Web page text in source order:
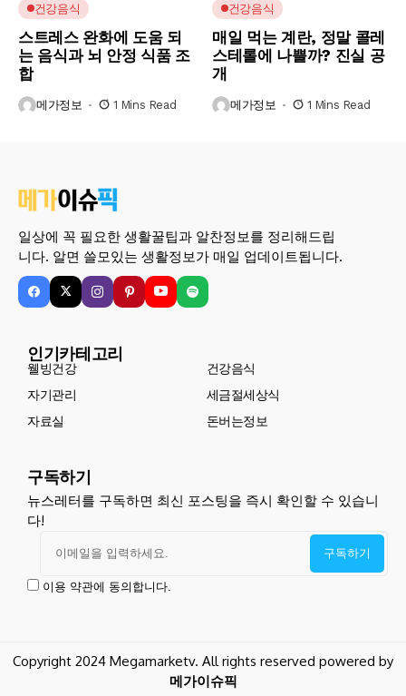
건강음식
스트레스 완화에 도움 되
는 음식과 뇌 안정 식품 조
합
메가정보 1 Mins Read
건강음식
매일 먹는 계란, 정말 콜레
스테롤에 나쁠까? 진실 공
개
메가정보 1 Mins Read
일상에 꼭 필요한 생활꿀팁과 알찬정보를 정리해드립
니다. 알면 쓸모있는 생활정보가 매일 업데이트됩니다.
인기카테고리
웰빙건강
건강음식
자기관리
세금절세상식
자료실
돈버는정보
구독하기
뉴스레터를 구독하면 최신 포스팅을 즉시 확인할 수 있습니
다!
이용 약관에 동의합니다.
Copyright 2024 Megamarketv. All rights reserved powered by
메가이슈픽